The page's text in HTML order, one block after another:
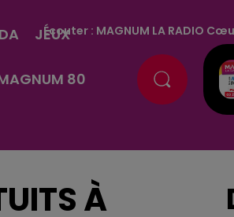
JEUX
80
Écouter : MAGNUM LA RADIO
À